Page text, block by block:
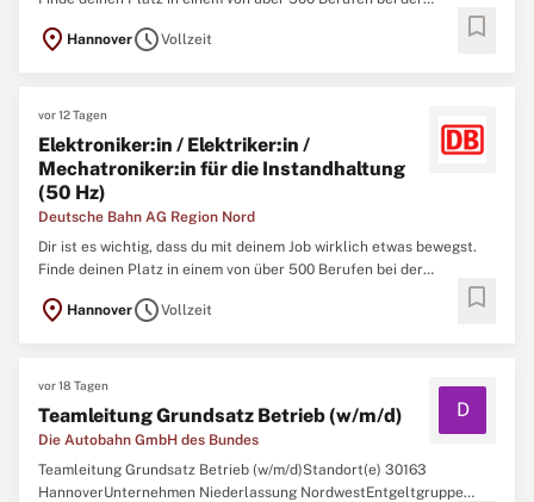
Deutschen Bahn. Wir bieten Profis und Berufsstarter:innen sichere
Jobs mit Zukunftsperspektiven. Bewirb dich jetzt für ein Team, das
location_on HannoverscheduleVollzeit bookmark
vor 12 Tagen
Elektroniker:in / Elektriker:in /
Mechatroniker:in für die Instandhaltung
(50 Hz)
Deutsche Bahn AG Region Nord
Dir ist es wichtig, dass du mit deinem Job wirklich etwas bewegst.
Finde deinen Platz in einem von über 500 Berufen bei der
Deutschen Bahn. Wir bieten Profis und Berufsstarter:innen sichere
Jobs mit Zukunftsperspektiven. Bewirb dich jetzt für ein Team, das
location_on HannoverscheduleVollzeit bookmark
vor 18 Tagen
Teamleitung Grundsatz Betrieb (w/m/d)
Die Autobahn GmbH des Bundes
D
Teamleitung Grundsatz Betrieb (w/m/d)Standort(e) 30163
HannoverUnternehmen Niederlassung NordwestEntgeltgruppe